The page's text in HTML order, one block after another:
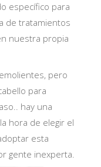
específico para
de tratamientos
nuestra propia
pero
para
hay una
hora de elegir el
esta
gente inexperta.